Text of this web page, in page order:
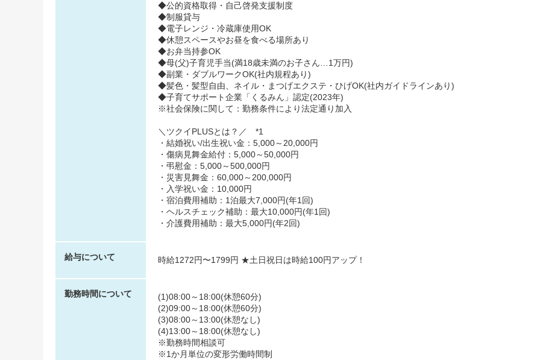
◆公的資格取得・自己啓発支援制度
◆制服貸与
◆電子レンジ・冷蔵庫使用OK
◆休憩スペースやお昼を食べる場所あり
◆お弁当持参OK
◆母(父)子育児手当(満18歳未満のお子さん…1万円)
◆副業・ダブルワークOK(社内規程あり)
◆髪色・髪型自由、ネイル・まつげエクステ・ひげOK(社内ガイドラインあり)
◆子育てサポート企業「くるみん」認定(2023年)
※社会保険に関して：勤務条件により法定通り加入
＼ツクイPLUSとは？／ *1
・結婚祝い/出生祝い金：5,000～20,000円
・傷病見舞金給付：5,000～50,000円
・弔慰金：5,000～500,000円
・災害見舞金：60,000～200,000円
・入学祝い金：10,000円
・宿泊費用補助：1泊最大7,000円(年1回)
・ヘルスチェック補助：最大10,000円(年1回)
・介護費用補助：最大5,000円(年2回)
給与について 時給1272円〜1799円 ★土日祝日は時給100円アップ！
勤務時間について
(1)08:00～18:00(休憩60分)
(2)09:00～18:00(休憩60分)
(3)08:00～13:00(休憩なし)
(4)13:00～18:00(休憩なし)
※勤務時間相談可
※1か月単位の変形労働時間制